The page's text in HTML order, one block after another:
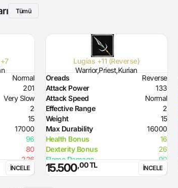
Tümü
Normal
201
Very Slow
2
15
17000
96
80
226
İNCELE
Lugias +11 (Reverse)
Warrior,Priest,Kurian
Oreads
Reverse
Attack Power
133
Attack Speed
Normal
Effective Range
2
Weight
15
Max Durability
16000
Health Bonus
16
Dexterity Bonus
26
Flame Damage
90
Required Strength
210
15.500,00 TL İNCELE